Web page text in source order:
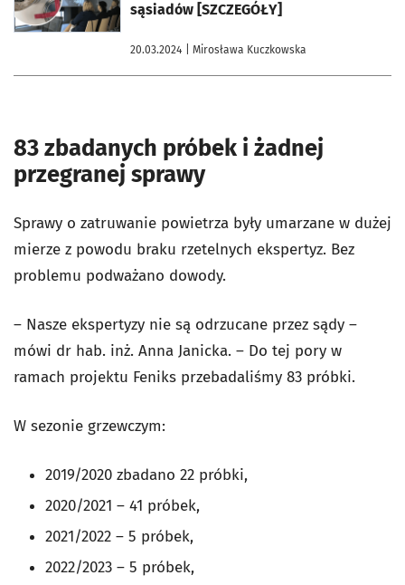
sąsiadów [SZCZEGÓŁY]
20.03.2024 | Mirosława Kuczkowska
83 zbadanych próbek i żadnej
przegranej sprawy
Sprawy o zatruwanie powietrza były umarzane w dużej
mierze z powodu braku rzetelnych ekspertyz. Bez
problemu podważano dowody.
– Nasze ekspertyzy nie są odrzucane przez sądy –
mówi dr hab. inż. Anna Janicka. – Do tej pory w
ramach projektu Feniks przebadaliśmy 83 próbki.
W sezonie grzewczym:
2019/2020 zbadano 22 próbki,
2020/2021 – 41 próbek,
2021/2022 – 5 próbek,
2022/2023 – 5 próbek,